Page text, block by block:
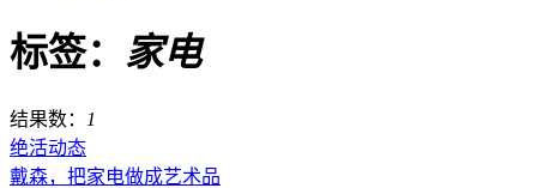
标签： 家电
结果数：
1
绝活动态
戴森，把家电做成艺术品